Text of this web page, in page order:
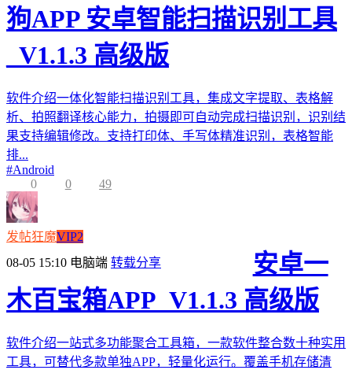
狗APP 安卓智能扫描识别工具
_V1.1.3 高级版
软件介绍一体化智能扫描识别工具，集成文字提取、表格解
析、拍照翻译核心能力，拍摄即可自动完成扫描识别，识别结
果支持编辑修改。支持打印体、手写体精准识别，表格智能
排...
#Android
0
0 49
发帖狂魔VIP2
08-05 15:10 电脑端 转载分享
安卓一
木百宝箱APP_V1.1.3 高级版
软件介绍一站式多功能聚合工具箱，一款软件整合数十种实用
工具，可替代多款单独APP，轻量化运行。覆盖手机存储清